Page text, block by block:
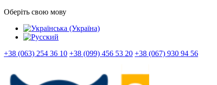
Оберіть свою мову
+38 (063) 254 36 10 +38 (099) 456 53 20 +38 (067) 930 94 56